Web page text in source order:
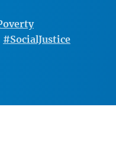
#SocialJustice